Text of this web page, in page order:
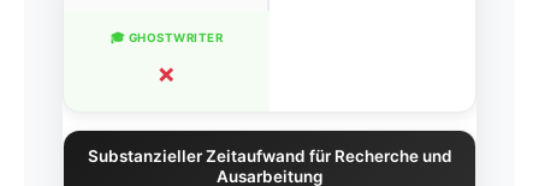
✗
Substanzieller Zeitaufwand für Recherche und
Ausarbeitung